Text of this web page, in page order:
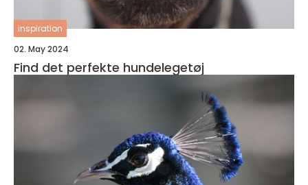
inspiration
02. May 2024
Find det perfekte hundelegetøj